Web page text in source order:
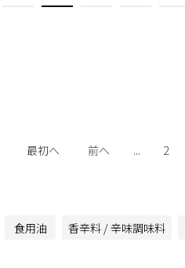
最初へ 前へ ... 2
食用油 香辛料 / 辛味調味料